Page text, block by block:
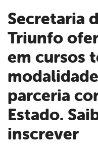
Secretaria de Educação de
Triunfo
em cursos
parceria
Estado.
inscrever